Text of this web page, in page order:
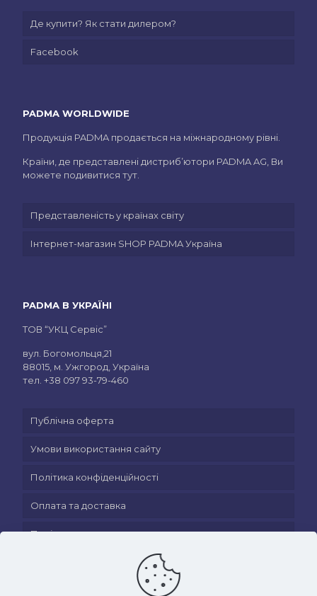
Де купити? Як стати дилером?
Facebook
PADMA WORLDWIDE
Продукція PADMA продається на міжнародному рівні.
Країни, де представлені дистриб’ютори PADMA AG, Ви
можете подивитися тут.
Представленість у країнах світу
Інтернет-магазин SHOP PADMA Україна
PADMA В УКРАЇНІ
ТОВ “УКЦ Сервіс”
вул. Богомольця,21
88015, м. Ужгород, Україна
тел. +38 097 93-79-460
Публічна оферта
Умови використання сайту
Політика конфіденційності
Оплата та доставка
Політика повернення